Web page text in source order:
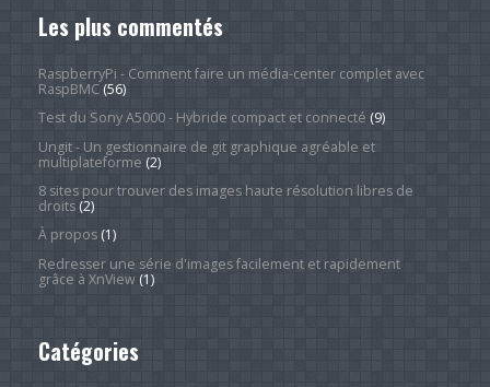
Les plus commentés
RaspberryPi - Comment faire un média-center complet avec
RaspBMC(56)
Test du Sony A5000 - Hybride compact et connecté (9)
Ungit - Un gestionnaire de git graphique agréable et
multiplateforme (2)
8 sites pour trouver des images haute résolution libres de
droits(2)
À propos(1)
Redresser une série d'images facilement et rapidement
grâce à XnView(1)
Catégories